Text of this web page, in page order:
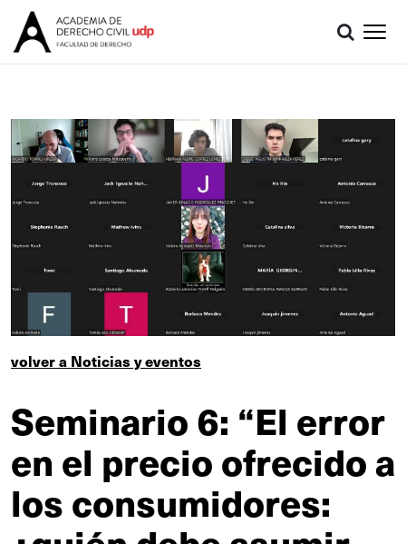
volver a Noticias y eventos
Seminario 6: “El error
en el precio ofrecido a
los consumidores: